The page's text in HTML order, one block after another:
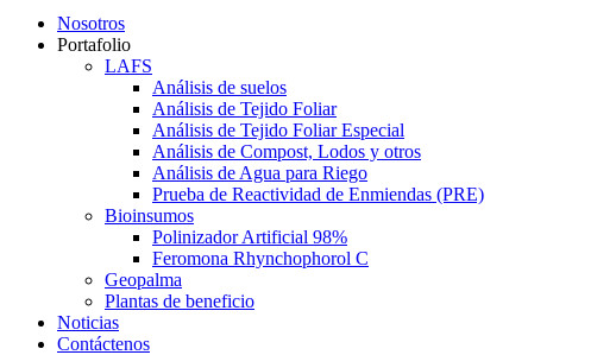
Nosotros
Portafolio
LAFS
Análisis de suelos
Análisis de Tejido Foliar
Análisis de Tejido Foliar Especial
Análisis de Compost, Lodos y otros
Análisis de Agua para Riego
Prueba de Reactividad de Enmiendas (PRE)
Bioinsumos
Polinizador Artificial 98%
Feromona Rhynchophorol C
Geopalma
Plantas de beneficio
Noticias
Contáctenos